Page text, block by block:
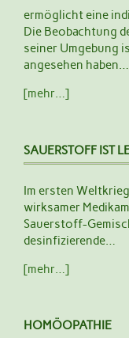
ermöglicht eine
Die Beobachtung
seiner Umgebung
angesehen haben…
[mehr…]
SAUERSTOFF IST
Im ersten
wirksamer
Sauerstoff-
desinfizierende…
[mehr…]
HOMÖOPATHIE